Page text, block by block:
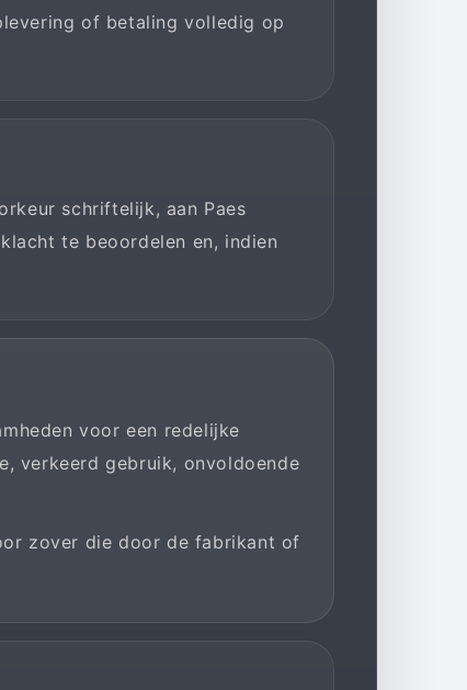
of betaling volledig op
schriftelijk, aan Paes
te beoordelen en, indien
voor een redelijke
verkeerd gebruik, onvoldoende
zover die door de fabrikant of